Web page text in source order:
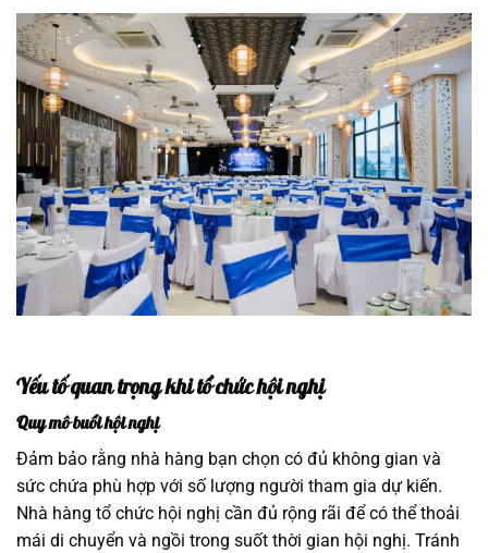
Yếu tố quan trọng khi tổ chức hội nghị
Quy mô buổi hội nghị
Đảm bảo rằng nhà hàng bạn chọn có đủ không gian và
sức chứa phù hợp với số lượng người tham gia dự kiến.
Nhà hàng tổ chức hội nghị cần đủ rộng rãi để có thể thoải
mái di chuyển và ngồi trong suốt thời gian hội nghị. Tránh